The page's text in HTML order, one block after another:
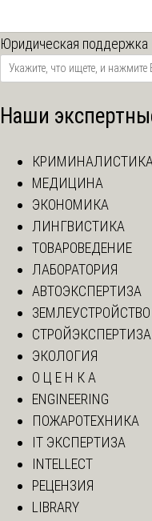
Юридическая поддержка
Наши
КРИМИНАЛИСТИКА
МЕДИЦИНА
ЭКОНОМИКА
ЛИНГВИСТИКА
ТОВАРОВЕДЕНИЕ
ЛАБОРАТОРИЯ
АВТОЭКСПЕРТИЗА
ЗЕМЛЕУСТРОЙСТВО
СТРОЙЭКСПЕРТИЗА
ЭКОЛОГИЯ
О Ц Е Н К А
ENGINEERING
ПОЖАРОТЕХНИКА
IT ЭКСПЕРТИЗА
INTELLECT
РЕЦЕНЗИЯ
LIBRARY